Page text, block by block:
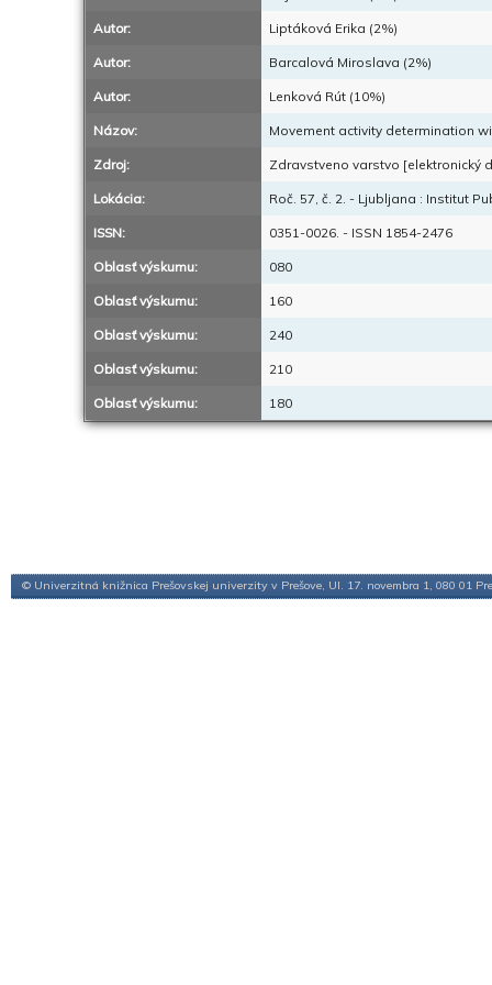
Autor: Liptáková Erika (2%)
Autor: Barcalová Miroslava (2%)
Autor: Lenková Rút (10%)
Názov: Movement activity determination
Zdroj: Zdravstveno varstvo [elektronický
Lokácia: Roč. 57, č. 2. - Ljubljana : Institut
ISSN: 0351-0026. - ISSN 1854-2476
Oblasť výskumu: 080
Oblasť výskumu: 160
Oblasť výskumu: 240
Oblasť výskumu: 210
Oblasť výskumu: 180
© Univerzitná knižnica Prešovskej univerzity v Prešove, Ul. 17. novembra 1, 080 01